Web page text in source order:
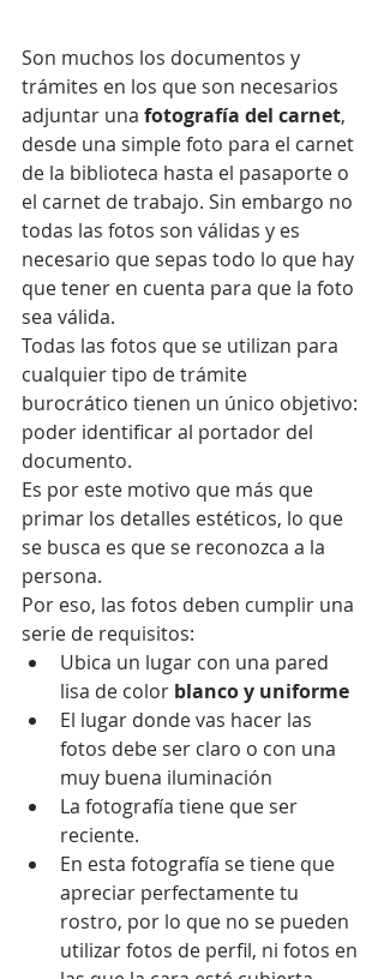
Son muchos los documentos y
trámites en los que son necesarios
adjuntar una fotografía del carnet,
desde una simple foto para el carnet
de la biblioteca hasta el pasaporte o
el carnet de trabajo. Sin embargo no
todas las fotos son válidas y es
necesario que sepas todo lo que hay
que tener en cuenta para que la foto
sea válida.
Todas las fotos que se utilizan para
cualquier tipo de trámite
burocrático tienen un único objetivo:
poder identificar al portador del
documento.
Es por este motivo que más que
primar los detalles estéticos, lo que
se busca es que se reconozca a la
persona.
Por eso, las fotos deben cumplir una
serie de requisitos:
Ubica un lugar con una pared
lisa de color blanco y uniforme
El lugar donde vas hacer las
fotos debe ser claro o con una
muy buena iluminación
La fotografía tiene que ser
reciente.
En esta fotografía se tiene que
apreciar perfectamente tu
rostro, por lo que no se pueden
utilizar fotos de perfil, ni fotos en